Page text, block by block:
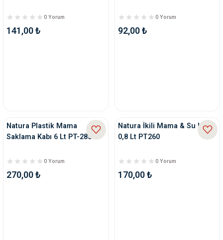
0 Yorum
141,00 ₺
0 Yorum
92,00 ₺
Natura Plastik Mama
Saklama Kabı 6 Lt PT-285
0 Yorum
270,00 ₺
Natura İkili Mama & Su Kabı
0,8 Lt PT260
0 Yorum
170,00 ₺